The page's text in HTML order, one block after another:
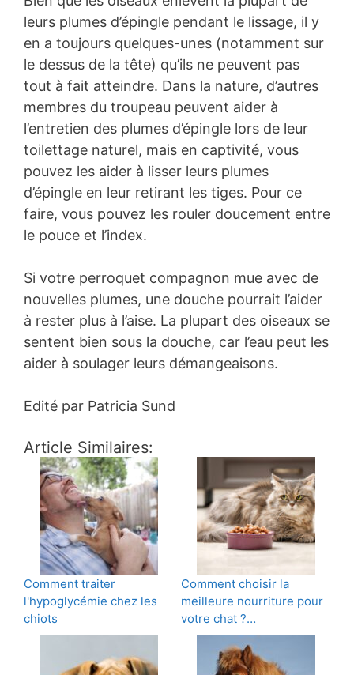
leurs plumes d’épingle pendant le lissage, il y
en a toujours quelques-unes (notamment sur
le dessus de la tête) qu’ils ne peuvent pas
tout à fait atteindre. Dans la nature, d’autres
membres du troupeau peuvent aider à
l’entretien des plumes d’épingle lors de leur
toilettage naturel, mais en captivité, vous
pouvez les aider à lisser leurs plumes
d’épingle en leur retirant les tiges. Pour ce
faire, vous pouvez les rouler doucement entre
le pouce et l’index.
Si votre perroquet compagnon mue avec de
nouvelles plumes, une douche pourrait l’aider
à rester plus à l’aise. La plupart des oiseaux se
sentent bien sous la douche, car l’eau peut les
aider à soulager leurs démangeaisons.
Edité par Patricia Sund
Article Similaires:
Comment traiter
l'hypoglycémie chez les
chiots
Comment choisir la
meilleure nourriture pour
votre chat ?…